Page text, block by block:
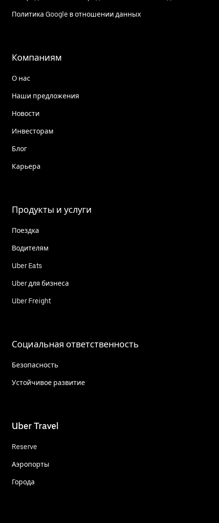
Политика Google в отношении данных
Компаниям
О нас
Наши предложения
Новости
Инвесторам
Блог
Карьера
Продукты и услуги
Поездка
Водителям
Uber Eats
Uber для бизнеса
Uber Freight
Социальная ответственность
Безопасность
Устойчивое развитие
Uber Travel
Reserve
Аэропорты
Города